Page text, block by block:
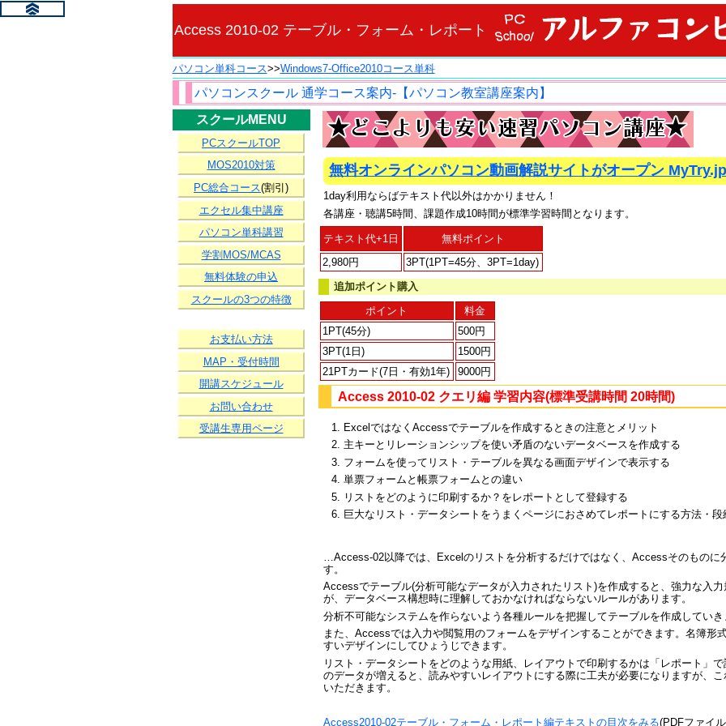
Access 2010-02 テーブル・フォーム・レポート
パソコン単科コース>>Windows7-Office2010コース単科
パソコンスクール 通学コース案内-【パソコン教室講座案内】
スクールMENU
PCスクールTOP
MOS2010対策
PC総合コース(割引)
エクセル集中講座
パソコン単科講習
学割MOS/MCAS
無料体験の申込
スクールの3つの特徴
お支払い方法
MAP・受付時間
開講スケジュール
お問い合わせ
受講生専用ページ
無料オンラインパソコン動画解説サイトがオープン
1day利用ならばテキスト代以外はかかりません！
各講座・聴講5時間、課題作成10時間が標準学習時間となります。
テキスト代+1日
無料ポイント
2,980円
3PT(1PT=45分、3PT=1day)
追加ポイント購入
ポイント
料金
1PT(45分)
500円
3PT(1日)
1500円
21PTカード(7日・有効1年)
9000円
Access 2010-02 クエリ編 学習内容(標準受講時間 20時間)
ExcelではなくAccessでテーブルを作成するときの注意とメリット
主キーとリレーションシップを使い矛盾のないデータベースを作成する
フォームを使ってリスト・テーブルを異なる画面デザインで表示する
単票フォームと帳票フォームとの違い
リストをどのように印刷するか？をレポートとして登録する
巨大なリスト・データシートをうまくページにおさめてレポートにする方法・段
…Access-02以降では、Excelのリストを分析するだけではなく、Accessそのものに
す。
Accessでテーブル(分析可能なデータが入力されたリスト)を作成すると、強力な入
が、データベース構想時に理解しておかなければならないルールがあります。
分析不可能なシステムを作らないよう各種ルールを把握してテーブルを作成していき
また、Accessでは入力や閲覧用のフォームをデザインすることができます。名簿形
すいデザインにしてひょうじできます。
リスト・データシートをどのような用紙、レイアウトで印刷するかは「レポート」
のデータが増えると、読みやすいレイアウトにする際に工夫が必要になりますが、
いただきます。
Access2010-02テーブル・フォーム・レポート編テキストの目次をみる(PDFファイ